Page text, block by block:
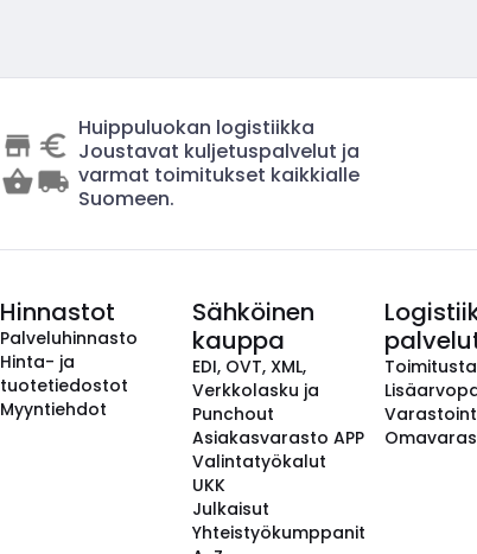
Huippuluokan logistiikka
Joustavat kuljetuspalvelut ja
varmat toimitukset kaikkialle
Suomeen.
Hinnastot
Palveluhinnasto
Hinta- ja
tuotetiedostot
Myyntiehdot
Sähköinen
kauppa
EDI, OVT, XML,
Verkkolasku ja
Punchout
Asiakasvarasto APP
Valintatyökalut
UKK
Julkaisut
Yhteistyökumppanit